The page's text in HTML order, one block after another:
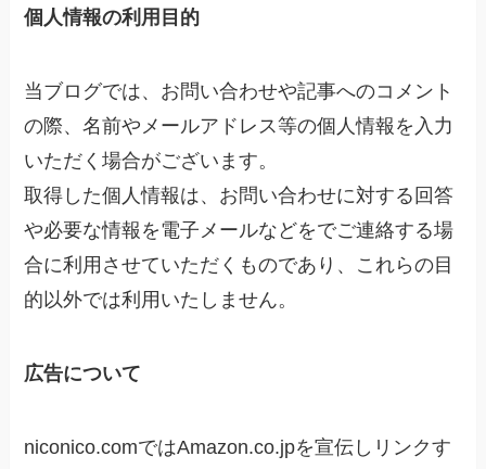
個人情報の利用目的
当ブログでは、お問い合わせや記事へのコメント
の際、名前やメールアドレス等の個人情報を入力
いただく場合がございます。
取得した個人情報は、お問い合わせに対する回答
や必要な情報を電子メールなどをでご連絡する場
合に利用させていただくものであり、これらの目
的以外では利用いたしません。
広告について
niconico.comではAmazon.co.jpを宣伝しリンクす